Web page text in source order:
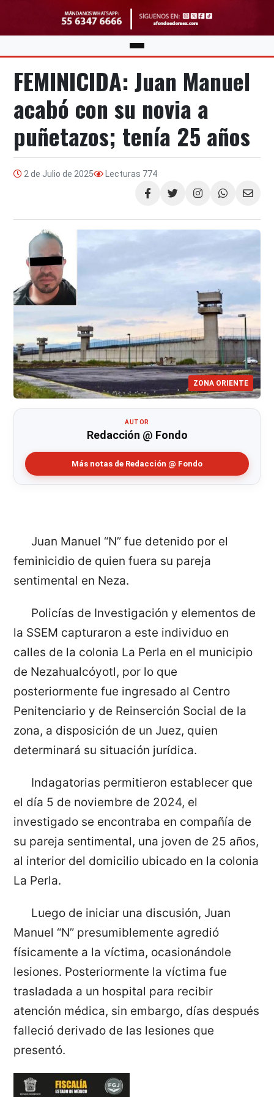
FEMINICIDA: Juan Manuel
acabó con su novia a
puñetazos; tenía 25 años
2 de Julio de 2025 Lecturas 774
Compartir
ZONA ORIENTE
AUTOR
Redacción @ Fondo
Más notas de Redacción @ Fondo
Juan Manuel “N” fue detenido por el
feminicidio de quien fuera su pareja
sentimental en Neza.
Policías de Investigación y elementos de
la SSEM capturaron a este individuo en
calles de la colonia La Perla en el municipio
de Nezahualcóyotl, por lo que
posteriormente fue ingresado al Centro
Penitenciario y de Reinserción Social de la
zona, a disposición de un Juez, quien
determinará su situación jurídica.
Indagatorias permitieron establecer que
el día 5 de noviembre de 2024, el
investigado se encontraba en compañía de
su pareja sentimental, una joven de 25 años,
al interior del domicilio ubicado en la colonia
La Perla.
Luego de iniciar una discusión, Juan
Manuel “N” presumiblemente agredió
físicamente a la víctima, ocasionándole
lesiones. Posteriormente la víctima fue
trasladada a un hospital para recibir
atención médica, sin embargo, días después
falleció derivado de las lesiones que
presentó.